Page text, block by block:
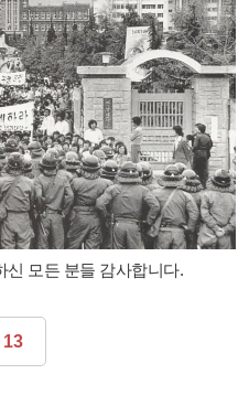
신 모든 분들 감사합니다.
13